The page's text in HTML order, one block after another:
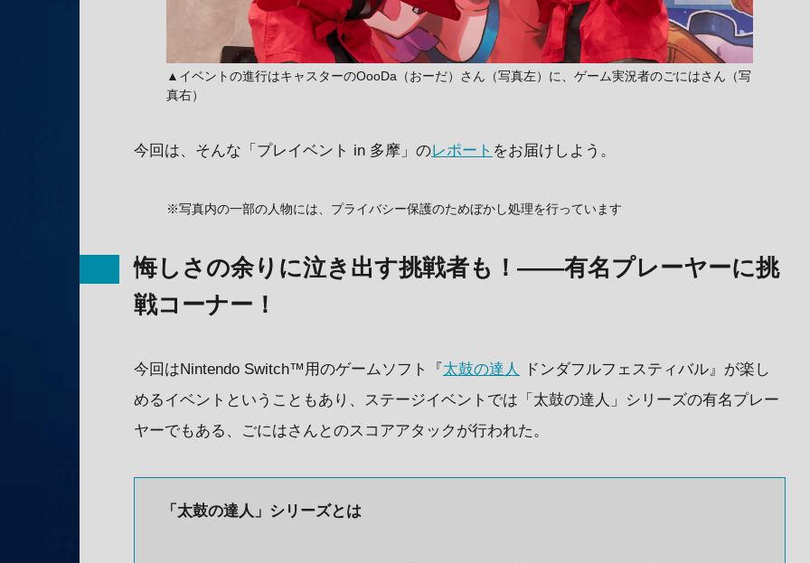
▲イベントの進行はキャスターのOooDa（おーだ）さん（写真左）に、ゲーム実況者のごにはさん（写
真右）
今回は、そんな「プレイベント in 多摩」のレポート をお届けしよう。
※写真内の一部の人物には、プライバシー保護のためぼかし処理を行っています
悔しさの余りに泣き出す挑戦者も！——有名プレーヤーに挑
戦コーナー！
今回はNintendo Switch™用のゲームソフト『太鼓の達人
ドンダフルフェスティバル』が楽し
めるイベントということもあり、ステージイベントでは「太鼓の達人」シリーズの有名プレー
ヤーでもある、ごにはさんとのスコアアタックが行われた。
「太鼓の達人」シリーズとは